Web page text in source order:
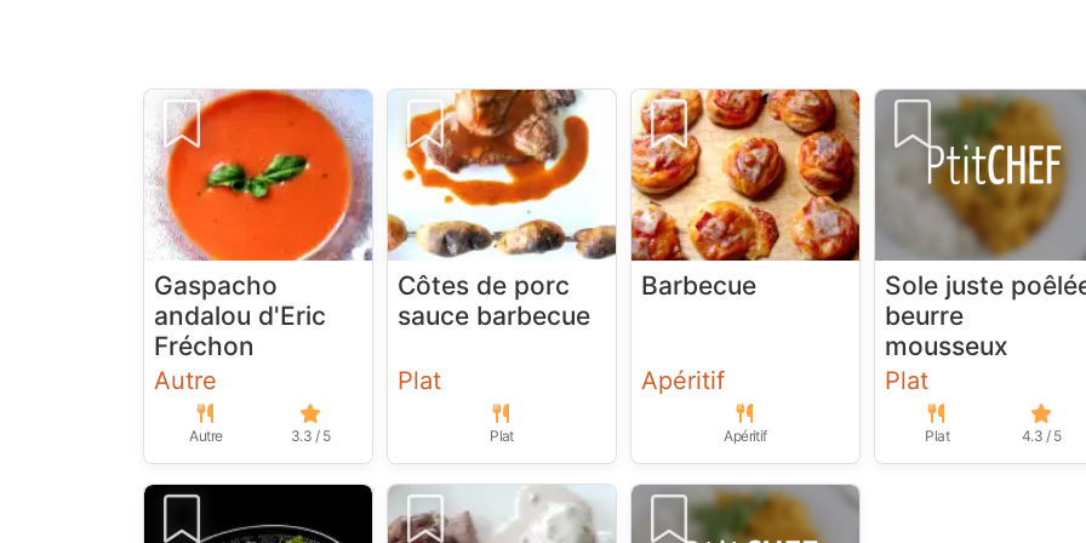
Gaspacho
andalou d'Eric
Fréchon
Autre
Autre 3.3 / 5
Côtes de porc
sauce barbecue
Plat
Plat
Barbecue
Apéritif
Apéritif
Sole juste
beurre
mousseux
Plat
Plat 4.3 / 5